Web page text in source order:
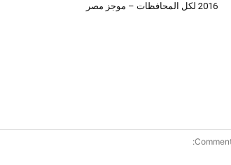
2016 لكل المحافظات – موجز مصر